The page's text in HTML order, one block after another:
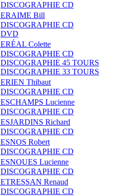
DISCOGRAPHIE CD
Bill
DISCOGRAPHIE CD
DVD
Colette
DISCOGRAPHIE CD
DISCOGRAPHIE 45 TOURS
DISCOGRAPHIE 33 TOURS
Thibaut
DISCOGRAPHIE CD
Lucienne
DISCOGRAPHIE CD
Richard
DISCOGRAPHIE CD
Robert
DISCOGRAPHIE CD
Lucienne
DISCOGRAPHIE CD
Renaud
DISCOGRAPHIE CD